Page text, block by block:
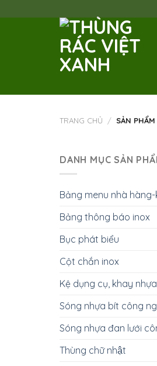
to
TRANG CHỦ / SẢN
DANH MỤC SẢN
Bảng menu nhà
Bảng thông báo inox
Bục phát biểu
Cột chắn inox
Kệ dụng cụ, khay nhựa
Sóng nhựa bít công
Sóng nhựa đan lưới
Thùng chữ nhật